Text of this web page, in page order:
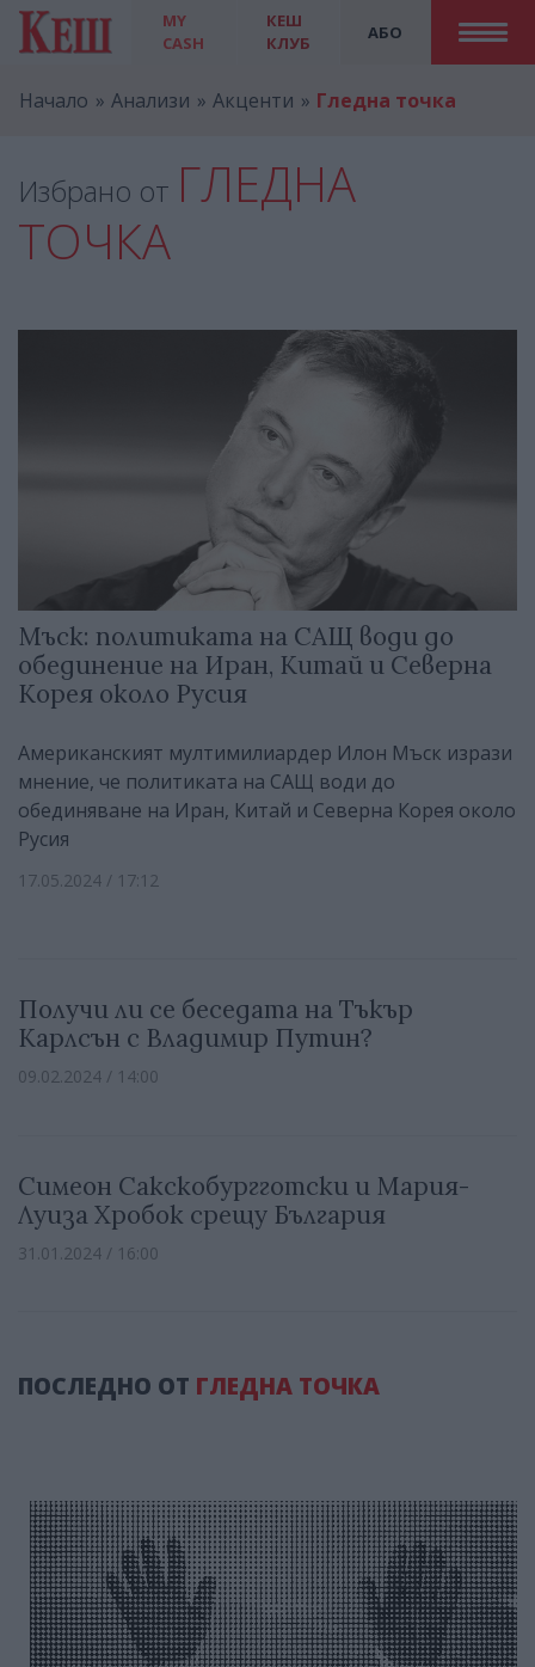
MY
CASH
АБО
КЕШ
КЛУБ
Начало Анализи Акценти Гледна точка
Избрано от ГЛЕДНА
ТОЧКА
Мъск: политиката на САЩ води до
обединение на Иран, Китай и Северна
Корея около Русия
Американският мултимилиардер Илон Мъск изрази
мнение, че политиката на САЩ води до
обединяване на Иран, Китай и Северна Корея около
Русия
17.05.2024 / 17:12
Получи ли се беседата на Тъкър
Карлсън с Владимир Путин?
09.02.2024 / 14:00
Симеон Сакскобургготски и Мария-
Луиза Хробок срещу България
31.01.2024 / 16:00
ПОСЛЕДНО ОТ ГЛЕДНА ТОЧКА